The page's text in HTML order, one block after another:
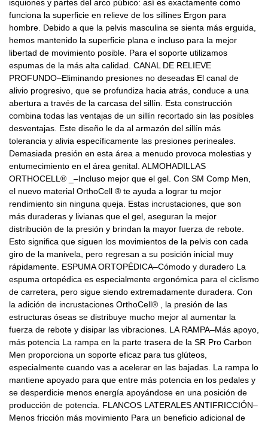
isquiones y partes del arco púbico: así es exactamente como
funciona la superficie en relieve de los sillines Ergon para
hombre. Debido a que la pelvis masculina se sienta más erguida,
hemos mantenido la superficie plana e incluso para la mejor
libertad de movimiento posible. Para el soporte utilizamos
espumas de la más alta calidad. CANAL DE RELIEVE
PROFUNDO–Eliminando presiones no deseadas El canal de
alivio progresivo, que se profundiza hacia atrás, conduce a una
abertura a través de la carcasa del sillín. Esta construcción
combina todas las ventajas de un sillín recortado sin las posibles
desventajas. Este diseño le da al armazón del sillín más
tolerancia y alivia específicamente las presiones perineales.
Demasiada presión en esta área a menudo provoca molestias y
entumecimiento en el área genital. ALMOHADILLAS
ORTHOCELL® _–Incluso mejor que el gel. Con SM Comp Men,
el nuevo material OrthoCell ® te ayuda a lograr tu mejor
rendimiento sin ninguna queja. Estas incrustaciones, que son
más duraderas y livianas que el gel, aseguran la mejor
distribución de la presión y brindan la mayor fuerza de rebote.
Esto significa que siguen los movimientos de la pelvis con cada
giro de la manivela, pero regresan a su posición inicial muy
rápidamente. ESPUMA ORTOPÉDICA–Cómodo y duradero La
espuma ortopédica es especialmente ergonómica para el ciclismo
de carretera, pero sigue siendo extremadamente duradera. Con
la adición de incrustaciones OrthoCell® , la presión de las
estructuras óseas se distribuye mucho mejor al aumentar la
fuerza de rebote y disipar las vibraciones. LA RAMPA–Más apoyo,
más potencia La rampa en la parte trasera de la SR Pro Carbon
Men proporciona un soporte eficaz para tus glúteos,
especialmente cuando vas a acelerar en las bajadas. La rampa lo
mantiene apoyado para que entre más potencia en los pedales y
se desperdicie menos energía apoyándose en una posición de
producción de potencia. FLANCOS LATERALES ANTIFRICCIÓN–
Menos fricción más movimiento Para un beneficio adicional de